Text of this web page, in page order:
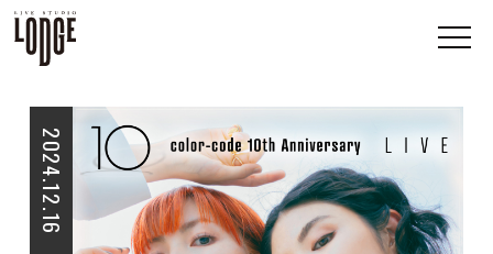
2024.12.16